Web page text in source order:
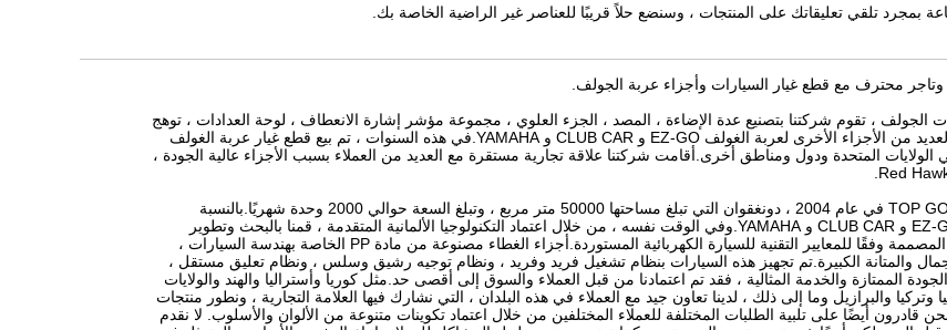
محترف مع قطع غيار السيارات وأجزاء عربة الجولف.
، تقوم شركتنا بتصنيع عدة الإضاءة ، المصد ، الجزء العلوي ، مجموعة مؤشر إشارة الانعطاف ، لوحة العدادات ، توهج
الحاجز ، غطاء العجلة والعديد من الأجزاء الأخرى لعربة الغولف EZ-GO و CLUB CAR و YAMAHA.في هذه السنوات ، تم بيع قطع غيار عربة الغولف
الولايات المتحدة ودول ومناطق أخرى.أقامت شركتنا علاقة تجارية مستقرة مع العديد من العملاء بسبب الأجزاء عالية الجودة ،
تأسست TOP GOLF CO. ، LTD في عام 2004 ، دونغقوان التي تبلغ مساحتها 50000 متر مربع ، وتبلغ السعة حوالي 2000 وحدة شهريًا.بالنسبة
لسياراتنا ، ندمج مزايا EZ-GO و CLUB CAR و YAMAHA.وفي الوقت نفسه ، من خلال اعتماد التكنولوجيا الألمانية المتقدمة ، قمنا بالبحث وتطوير
سلسلة سياراتنا الخاصة المصممة وفقًا للمعايير التقنية للسيارة الكهربائية المستوردة.أجزاء الغطاء مصنوعة من مادة PP الخاصة بهندسة السيارات ،
والمتانة الكبيرة.تم تجهيز هذه السيارات بنظام تشغيل فريد وفريد ​​، ونظام توجيه رشيق وسلس ، ونظام تعليق مستقل ،
الممتازة والخدمة المثالية ، فقد تم اعتمادنا من قبل العملاء والسوق إلى أقصى حد.مثل كوريا وأستراليا والهند والولايات
وتركيا والبرازيل وما إلى ذلك ، لدينا تعاون جيد مع العملاء في هذه البلدان ، التي نشارك فيها العلامة التجارية ، ونطور منتجات
قادرون أيضًا على تلبية الطلبات المختلفة للعملاء المختلفين من خلال اعتماد تكوينات متنوعة من الألوان والأسلوب. لا نقدم